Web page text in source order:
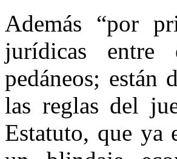
Además “por
jurídicas entre
pedáneos; están
las reglas del
Estatuto, que ya